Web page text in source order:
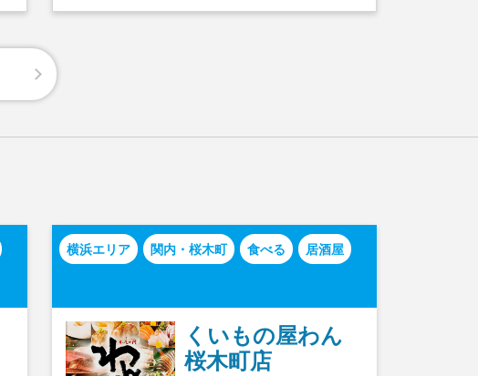
横浜エリア 関内・桜木町 食べる 居酒屋
くいもの屋わん
桜木町店